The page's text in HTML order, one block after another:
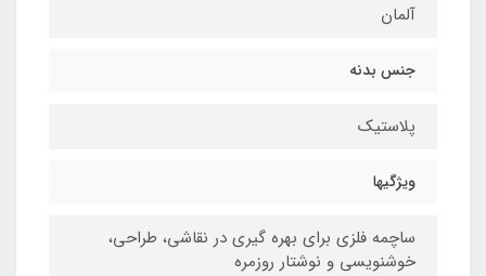
آلمان
جنس بدنه
پلاستیک
ویژگیها
ساچمه فلزی برای بهره گیری در نقاشی، طراحی،
خوشنویسی و نوشتار روزمره